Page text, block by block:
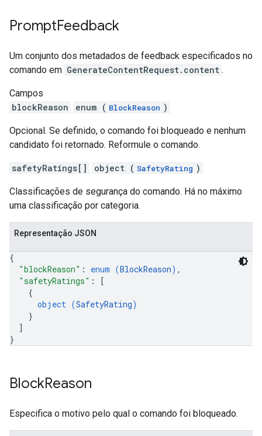
PromptFeedback
Um conjunto dos metadados de feedback especificados no
comando em GenerateContentRequest.content .
Campos
blockReason
enum ( BlockReason )
Opcional. Se definido, o comando foi bloqueado e nenhum
candidato foi retornado. Reformule o comando.
safetyRatings[] object ( SafetyRating )
Classificações de segurança do comando. Há no máximo
uma classificação por categoria.
Representação JSON
{
"blockReason" : enum (BlockReason) ,
"safetyRatings" :
[
{
object (SafetyRating)
}
]
}
BlockReason
Especifica o motivo pelo qual o comando foi bloqueado.